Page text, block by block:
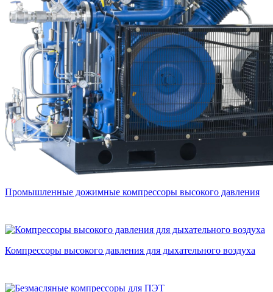
Промышленные дожимные компрессоры высокого давления
Компрессоры высокого давления для дыхательного воздуха